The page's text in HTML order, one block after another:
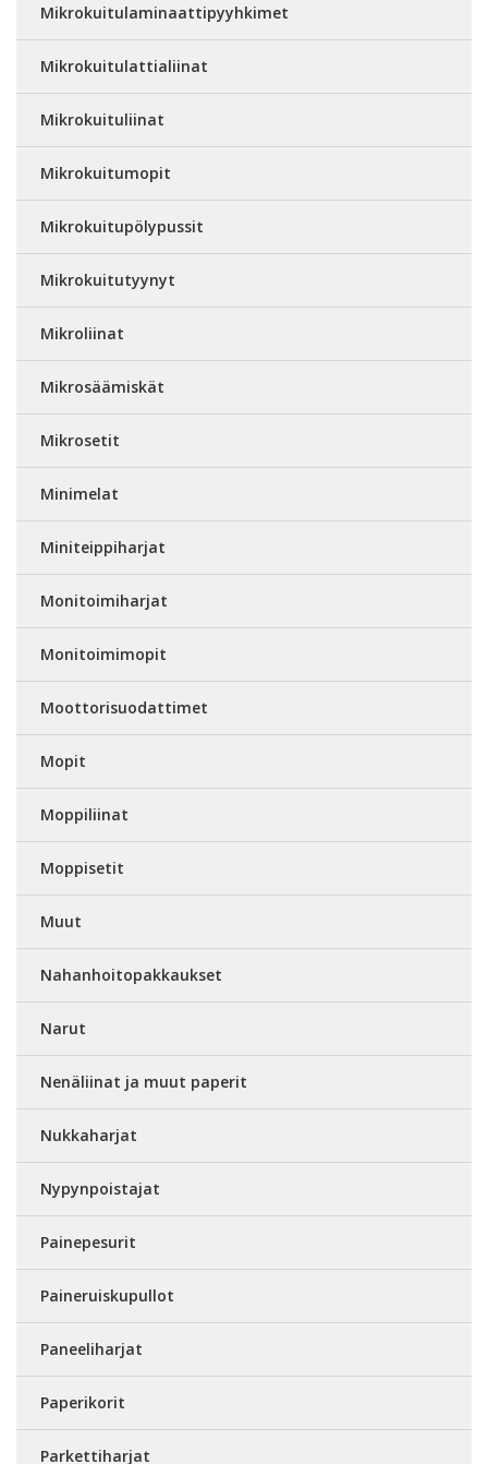
Mikrokuitulaminaattipyyhkimet
Mikrokuitulattialiinat
Mikrokuituliinat
Mikrokuitumopit
Mikrokuitupölypussit
Mikrokuitutyynyt
Mikroliinat
Mikrosäämiskät
Mikrosetit
Minimelat
Miniteippiharjat
Monitoimiharjat
Monitoimimopit
Moottorisuodattimet
Mopit
Moppiliinat
Moppisetit
Muut
Nahanhoitopakkaukset
Narut
Nenäliinat ja muut paperit
Nukkaharjat
Nypynpoistajat
Painepesurit
Paineruiskupullot
Paneeliharjat
Paperikorit
Parkettiharjat